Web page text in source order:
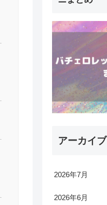
アーカイブ
2026年7月
2026年6月